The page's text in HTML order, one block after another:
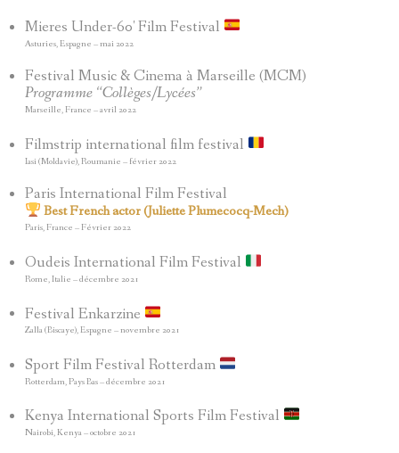
Mieres Under-60′ Film Festival
Asturies, Espagne – mai 2022
Festival Music & Cinema à Marseille (MCM)
Programme “Collèges/Lycées”
Marseille, France – avril 2022
Filmstrip international film festival
Iasi (Moldavie), Roumanie – février 2022
Paris International Film Festival
Best French actor (Juliette Plumecocq-Mech)
Paris, France – Février 2022
Oudeis International Film Festival
Rome, Italie – décembre 2021
Festival Enkarzine
Zalla (Biscaye), Espagne – novembre 2021
Sport Film Festival Rotterdam
Rotterdam, Pays Bas – décembre 2021
Kenya International Sports Film Festival
Nairobi, Kenya – octobre 2021